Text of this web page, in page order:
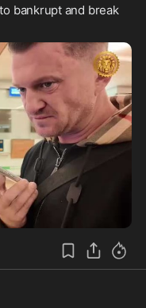
bankrupt and break